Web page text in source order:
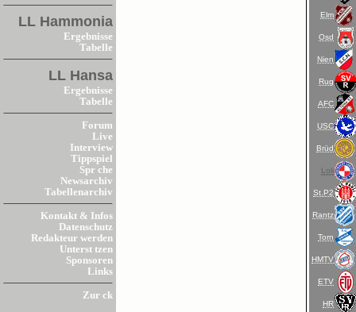
LL Hammonia
Ergebnisse
Tabelle
LL Hansa
Ergebnisse
Tabelle
Forum
Live
Interview
Tippspiel
Spr che
Newsarchiv
Tabellenarchiv
Kontakt & Infos
Datenschutz
Redakteur werden
Unterst tzen
Sponsoren
Links
Zur ck
Elm
Osd
Nien
Rug
AFC
USC
Brüd
Lok
St.P2
Rantz
Torn
HMTV
ETV
HR